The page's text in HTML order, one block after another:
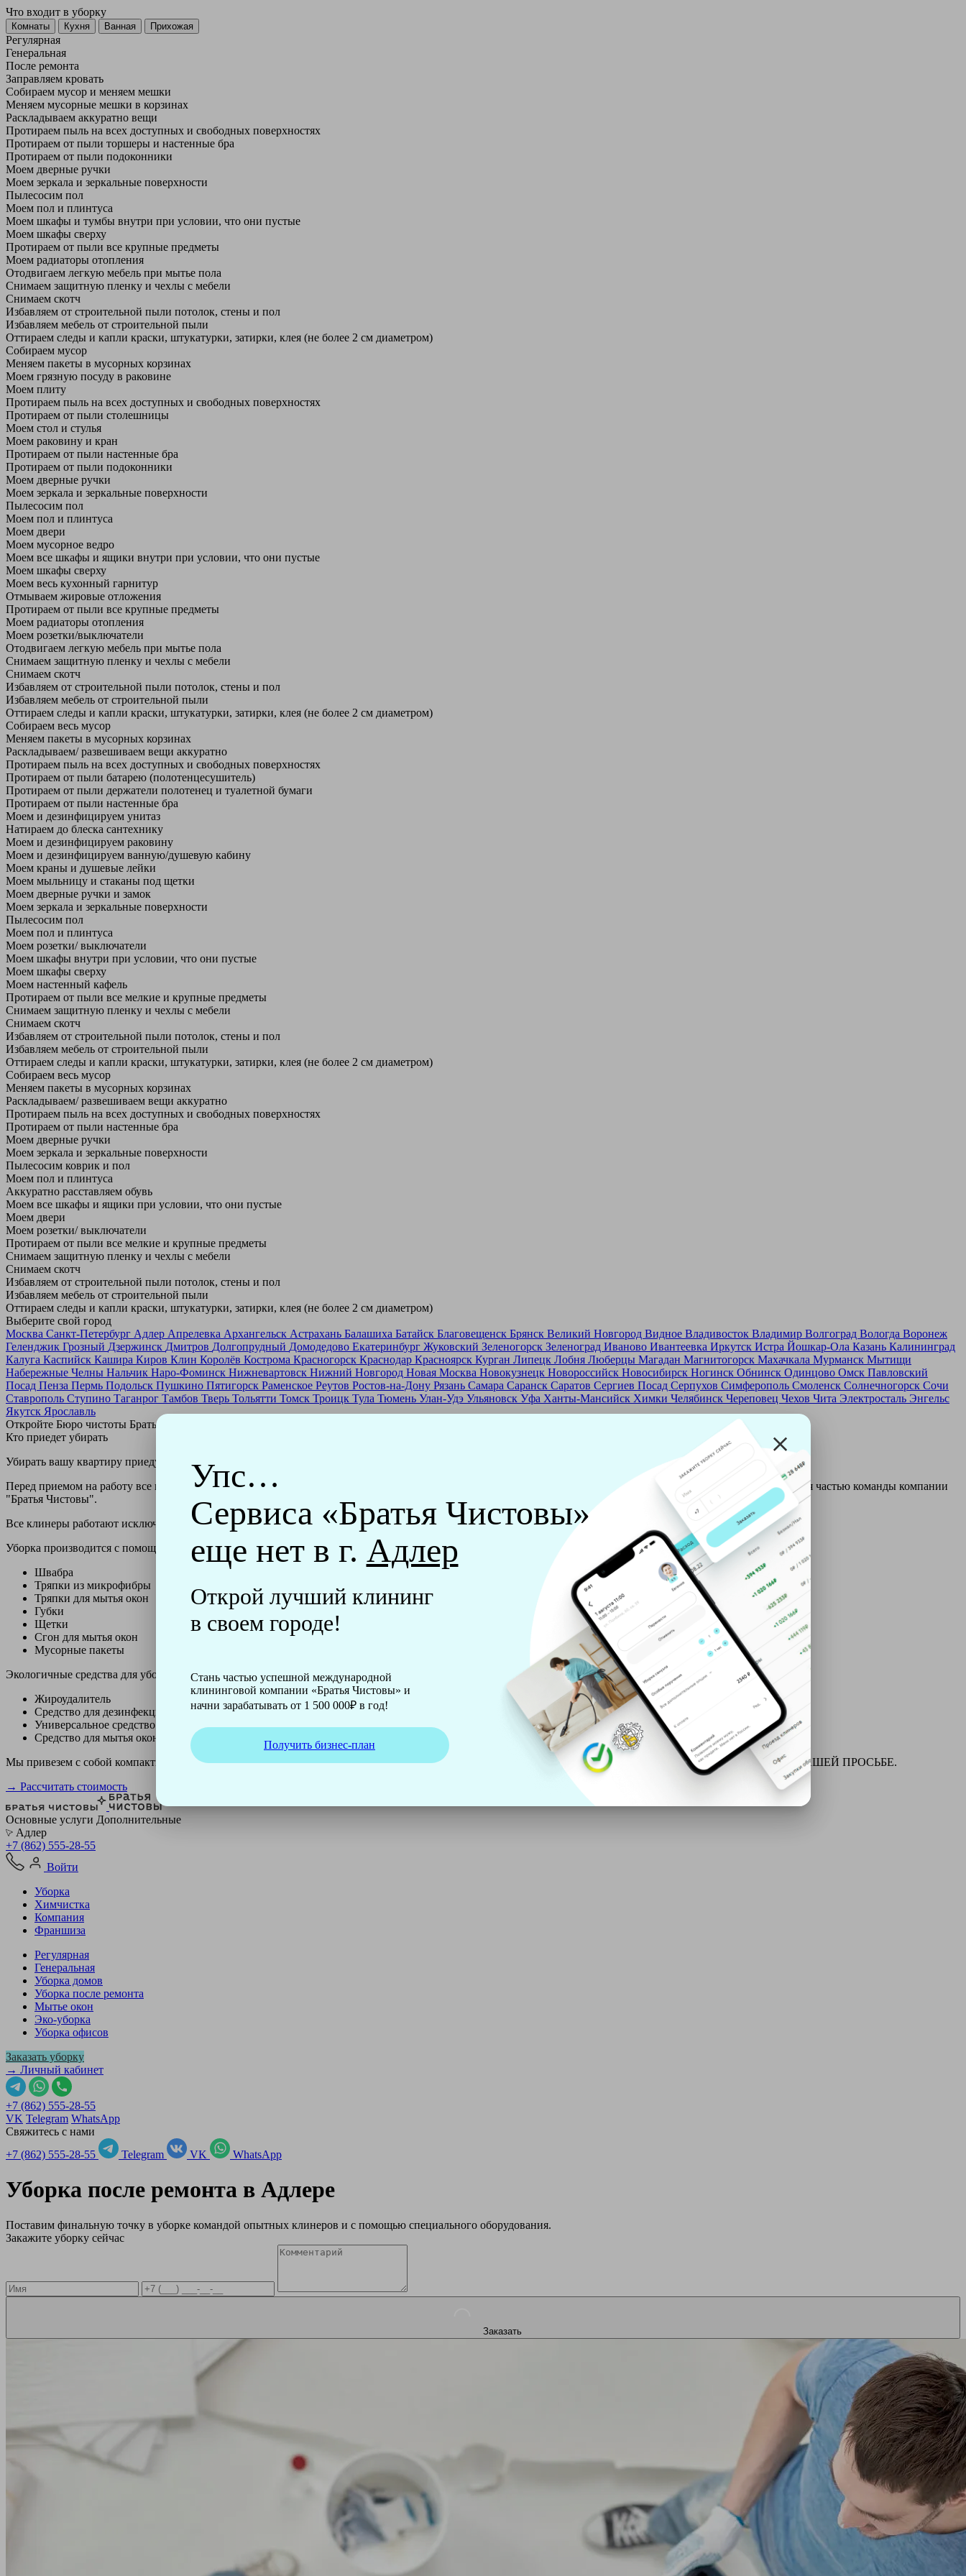
Упс…
Сервиса «Братья Чистовы»
еще нет в г. Адлер
Открой лучший клининг
в своем городе!
Стань частью успешной международной
клининговой компании «Братья Чистовы» и
начни зарабатывать от 1 500 000₽ в год!
Получить бизнес-план
Что входит в уборку
Регу­лярная
Гене­ральная
После ремонта
Заправляем кровать
Собираем мусор и меняем мешки
Меняем мусорные мешки в корзинах
Раскладываем аккуратно вещи
Протираем пыль на всех доступных и свободных поверхностях
Протираем от пыли торшеры и настенные бра
Протираем от пыли подоконники
Моем дверные ручки
Моем зеркала и зеркальные поверхности
Пылесосим пол
Моем пол и плинтуса
Моем шкафы и тумбы внутри при условии, что они пустые
Моем шкафы сверху
Протираем от пыли все крупные предметы
Моем радиаторы отопления
Отодвигаем легкую мебель при мытье пола
Снимаем защитную пленку и чехлы с мебели
Снимаем скотч
Избавляем от строительной пыли потолок, стены и пол
Избавляем мебель от строительной пыли
Оттираем следы и капли краски, штукатурки, затирки, клея (не более 2 см диаметром)
Собираем мусор
Меняем пакеты в мусорных корзинах
Моем грязную посуду в раковине
Моем плиту
Протираем пыль на всех доступных и свободных поверхностях
Протираем от пыли столешницы
Моем стол и стулья
Моем раковину и кран
Протираем от пыли настенные бра
Протираем от пыли подоконники
Моем дверные ручки
Моем зеркала и зеркальные поверхности
Пылесосим пол
Моем пол и плинтуса
Моем двери
Моем мусорное ведро
Моем все шкафы и ящики внутри при условии, что они пустые
Моем шкафы сверху
Моем весь кухонный гарнитур
Отмываем жировые отложения
Протираем от пыли все крупные предметы
Моем радиаторы отопления
Моем розетки/выключатели
Отодвигаем легкую мебель при мытье пола
Снимаем защитную пленку и чехлы с мебели
Снимаем скотч
Избавляем от строительной пыли потолок, стены и пол
Избавляем мебель от строительной пыли
Оттираем следы и капли краски, штукатурки, затирки, клея (не более 2 см диаметром)
Собираем весь мусор
Меняем пакеты в мусорных корзинах
Раскладываем/ развешиваем вещи аккуратно
Протираем пыль на всех доступных и свободных поверхностях
Протираем от пыли батарею (полотенцесушитель)
Протираем от пыли держатели полотенец и туалетной бумаги
Протираем от пыли настенные бра
Моем и дезинфицируем унитаз
Натираем до блеска сантехнику
Моем и дезинфицируем раковину
Моем и дезинфицируем ванную/душевую кабину
Моем краны и душевые лейки
Моем мыльницу и стаканы под щетки
Моем дверные ручки и замок
Моем зеркала и зеркальные поверхности
Пылесосим пол
Моем пол и плинтуса
Моем розетки/ выключатели
Моем шкафы внутри при условии, что они пустые
Моем шкафы сверху
Моем настенный кафель
Протираем от пыли все мелкие и крупные предметы
Снимаем защитную пленку и чехлы с мебели
Снимаем скотч
Избавляем от строительной пыли потолок, стены и пол
Избавляем мебель от строительной пыли
Оттираем следы и капли краски, штукатурки, затирки, клея (не более 2 см диаметром)
Собираем весь мусор
Меняем пакеты в мусорных корзинах
Раскладываем/ развешиваем вещи аккуратно
Протираем пыль на всех доступных и свободных поверхностях
Протираем от пыли настенные бра
Моем дверные ручки
Моем зеркала и зеркальные поверхности
Пылесосим коврик и пол
Моем пол и плинтуса
Аккуратно расставляем обувь
Моем все шкафы и ящики при условии, что они пустые
Моем двери
Моем розетки/ выключатели
Протираем от пыли все мелкие и крупные предметы
Снимаем защитную пленку и чехлы с мебели
Снимаем скотч
Избавляем от строительной пыли потолок, стены и пол
Избавляем мебель от строительной пыли
Оттираем следы и капли краски, штукатурки, затирки, клея (не более 2 см диаметром)
Выберите свой город
Москва Санкт-Петербург Адлер Апрелевка Архангельск Астрахань Балашиха Батайск Благовещенск Брянск Великий Новгород Видное Владивосток Владимир Волгоград Вологда Воронеж
Геленджик Грозный Дзержинск Дмитров Долгопрудный Домодедово Екатеринбург Жуковский Зеленогорск Зеленоград Иваново Ивантеевка Иркутск Истра Йошкар-Ола Казань Калининград
Калуга Каспийск Кашира Киров Клин Королёв Кострома Красногорск Краснодар Красноярск Курган Липецк Лобня Люберцы Магадан Магнитогорск Махачкала Мурманск Мытищи
Набережные Челны Нальчик Наро-Фоминск Нижневартовск Нижний Новгород Новая Москва Новокузнецк Новороссийск Новосибирск Ногинск Обнинск Одинцово Омск Павловский
Посад Пенза Пермь Подольск Пушкино Пятигорск Раменское Реутов Ростов-на-Дону Рязань Самара Саранск Саратов Сергиев Посад Серпухов Симферополь Смоленск Солнечногорск Сочи
Ставрополь Ступино Таганрог Тамбов Тверь Тольятти Томск Троицк Тула Тюмень Улан-Удэ Ульяновск Уфа Ханты-Мансийск Химки Челябинск Череповец Чехов Чита Электросталь Энгельс
Якутск Ярославль
Откройте Бюро чистоты Братьев Чистовых в своем городе по
Кто приедет убирать
Убирать вашу квартиру приедут профессионально обученные клинеры - русские девушки, в возрасте от 24 до 40 лет.
Перед приемом на работу все клинеры проходят аттестацию в нашем обучающем центре, а также проверку в службе безопасности и только после этого становятся частью команды компании
"Братья Чистовы".
Все клинеры работают исключительно в форме с логотипом компании "Братья Чистовы".
Уборка производится с помощью профессиональных технических и химический средств, которые наши клинеры привозят с собой:
Швабра
Тряпки из микрофибры
Тряпки для мытья окон
Губки
Щетки
Сгон для мытья окон
Мусорные пакеты
Экологичные средства для уборки немецкой марки Kiehl:
Жироудалитель
Средство для дезинфекции
Универсальное средство
Средство для мытья окон
Мы привезем с собой компактный профессиональный пылесос фирмы Soteco, а также утюг, ведро, парогенератор, аппарат для химчистки и многое другое ПО ВАШЕЙ ПРОСЬБЕ.
→ Рассчитать стоимость
Основные услуги Дополнительные
Адлер
+7 (862) 555-28-55
Войти
Уборка
Химчистка
Компания
Франшиза
Регулярная
Генеральная
Уборка домов
Уборка после ремонта
Мытье окон
Эко-уборка
Уборка офисов
Заказать уборку
→ Личный кабинет
+7 (862) 555-28-55
VK Telegram WhatsApp
Свяжитесь с нами
+7 (862) 555-28-55
Telegram VK WhatsApp
Уборка после ремонта в Адлере
Поставим финальную точку в уборке командой опытных клинеров и с помощью специального оборудования.
Закажите уборку сейчас
Заказать